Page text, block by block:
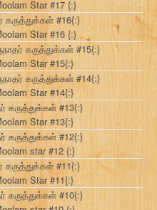
Star #17 {:}
கருத்துக்கள் #16{:}
Star #16 {:}
கருத்துக்கள் #15{:}
Star #15{:}
கருத்துக்கள் #14{:}
Star #14{:}
கருத்துக்கள் #13{:}
Star #13{:}
கருத்துக்கள் #12{:}
star #12 {:}
கருத்துக்கள் #11{:}
Star #11{:}
கருத்துக்கள் #10{:}